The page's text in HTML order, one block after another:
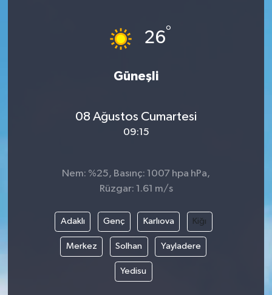
26°
Güneşli
08 Ağustos Cumartesi
09:15
Nem: %25, Basınç: 1007 hpa hPa,
Rüzgar: 1.61 m/s
Adaklı Genç Karlıova Kiğı
Merkez Solhan Yayladere
Yedisu